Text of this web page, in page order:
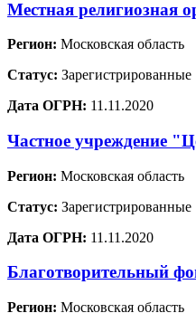
Местная религиозная
Регион: Московская область
Статус: Зарегистрированные
Дата ОГРН: 11.11.2020
Частное учреждение
Регион: Московская область
Статус: Зарегистрированные
Дата ОГРН: 11.11.2020
Благотворительный
Регион: Московская область